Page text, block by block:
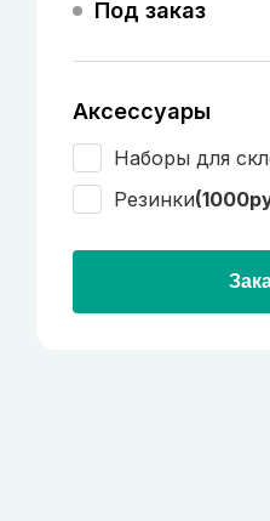
Под заказ
Аксессуары
Наборы для
Резинки